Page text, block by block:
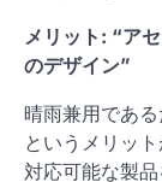
メリット: “ア
のデザイン”
晴雨兼用であ
というメリッ
対応可能な製